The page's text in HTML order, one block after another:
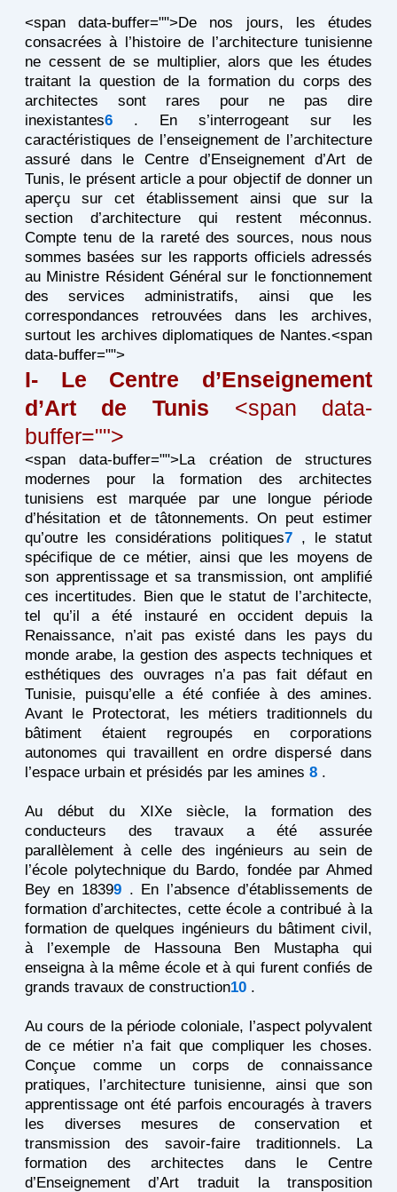
<span data-buffer="">De nos jours, les études
consacrées à l’histoire de l’architecture tunisienne
ne cessent de se multiplier, alors que les études
traitant la question de la formation du corps des
architectes sont rares pour ne pas dire
inexistantes6. En s’interrogeant sur les
caractéristiques de l’enseignement de l’architecture
assuré dans le Centre d’Enseignement d’Art de
Tunis, le présent article a pour objectif de donner un
aperçu sur cet établissement ainsi que sur la
section d’architecture qui restent méconnus.
Compte tenu de la rareté des sources, nous nous
sommes basées sur les rapports officiels adressés
au Ministre Résident Général sur le fonctionnement
des services administratifs, ainsi que les
correspondances retrouvées dans les archives,
surtout les archives diplomatiques de Nantes.<span
data-buffer="">
I- Le Centre d’Enseignement
d’Art de Tunis <span data-
buffer="">
<span data-buffer="">La création de structures
modernes pour la formation des architectes
tunisiens est marquée par une longue période
d’hésitation et de tâtonnements. On peut estimer
qu’outre les considérations politiques7, le statut
spécifique de ce métier, ainsi que les moyens de
son apprentissage et sa transmission, ont amplifié
ces incertitudes. Bien que le statut de l’architecte,
tel qu’il a été instauré en occident depuis la
Renaissance, n’ait pas existé dans les pays du
monde arabe, la gestion des aspects techniques et
esthétiques des ouvrages n’a pas fait défaut en
Tunisie, puisqu’elle a été confiée à des amines.
Avant le Protectorat, les métiers traditionnels du
bâtiment étaient regroupés en corporations
autonomes qui travaillent en ordre dispersé dans
l’espace urbain et présidés par les amines 8.
Au début du XIXe siècle, la formation des
conducteurs des travaux a été assurée
parallèlement à celle des ingénieurs au sein de
l’école polytechnique du Bardo, fondée par Ahmed
Bey en 18399 . En l’absence d’établissements de
formation d’architectes, cette école a contribué à la
formation de quelques ingénieurs du bâtiment civil,
à l’exemple de Hassouna Ben Mustapha qui
enseigna à la même école et à qui furent confiés de
grands travaux de construction10.
Au cours de la période coloniale, l’aspect polyvalent
de ce métier n’a fait que compliquer les choses.
Conçue comme un corps de connaissance
pratiques, l’architecture tunisienne, ainsi que son
apprentissage ont été parfois encouragés à travers
les diverses mesures de conservation et
transmission des savoir-faire traditionnels. La
formation des architectes dans le Centre
d’Enseignement d’Art traduit la transposition